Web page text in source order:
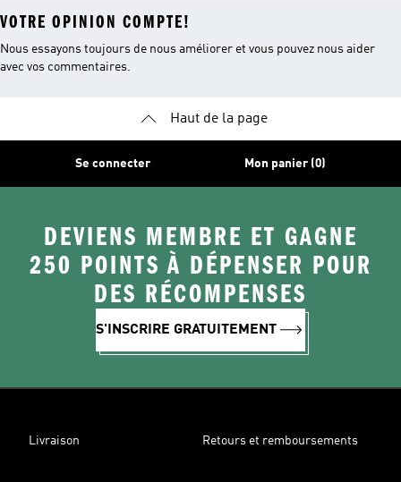
VOTRE OPINION COMPTE!
Nous essayons toujours de nous améliorer et vous pouvez nous aider
avec vos commentaires.
Haut de la page
Se connecter Mon panier (0)
DEVIENS MEMBRE ET GAGNE
250 POINTS À DÉPENSER POUR
DES RÉCOMPENSES
S'INSCRIRE GRATUITEMENT
Livraison Retours et remboursements